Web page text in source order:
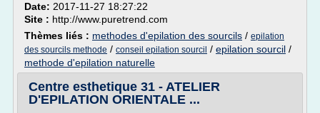
Date: 2017-11-27 18:27:22
Site : http://www.puretrend.com
Thèmes liés : methodes d'epilation des sourcils / epilation
des sourcils methode / conseil epilation sourcil / epilation sourcil /
methode d'epilation naturelle
Centre esthetique 31 - ATELIER
D'EPILATION ORIENTALE ...